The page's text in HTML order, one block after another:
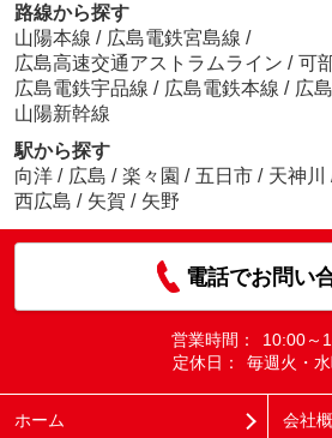
路線から探す
山陽本線 / 広島電鉄宮島線 /
広島高速交通アストラムライン / 可
広島電鉄宇品線 / 広島電鉄本線 / 広
山陽新幹線
駅から探す
向洋 / 広島 / 楽々園 / 五日市 / 天神川
西広島 / 矢賀 / 矢野
電話でお問い
営業時間：
10:00～
定休日：
毎週火・
ホーム 会社